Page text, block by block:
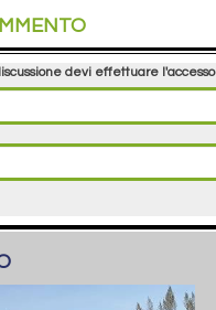
devi effettuare l'accesso